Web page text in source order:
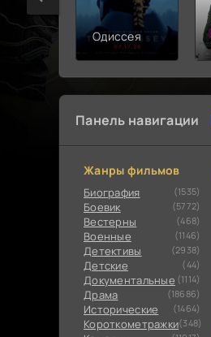
Одиссея
Панель навигации
Жанры фильмов
Биография (1535)
Боевик (5772)
Вестерны (468)
Военные (1146)
Детективы (2938)
Детские (44)
Документальные (1114)
Драма (18686)
Исторические (1464)
Короткометражки(348)